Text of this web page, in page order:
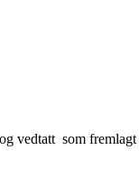
vedtatt som fremlagt